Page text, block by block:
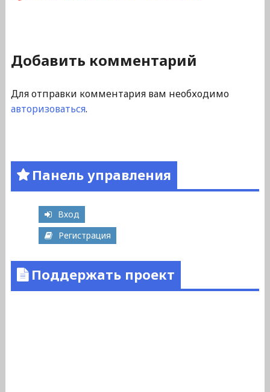
Добавить комментарий
Для отправки комментария вам необходимо
авторизоваться.
Панель управления
Вход
Регистрация
Поддержать проект